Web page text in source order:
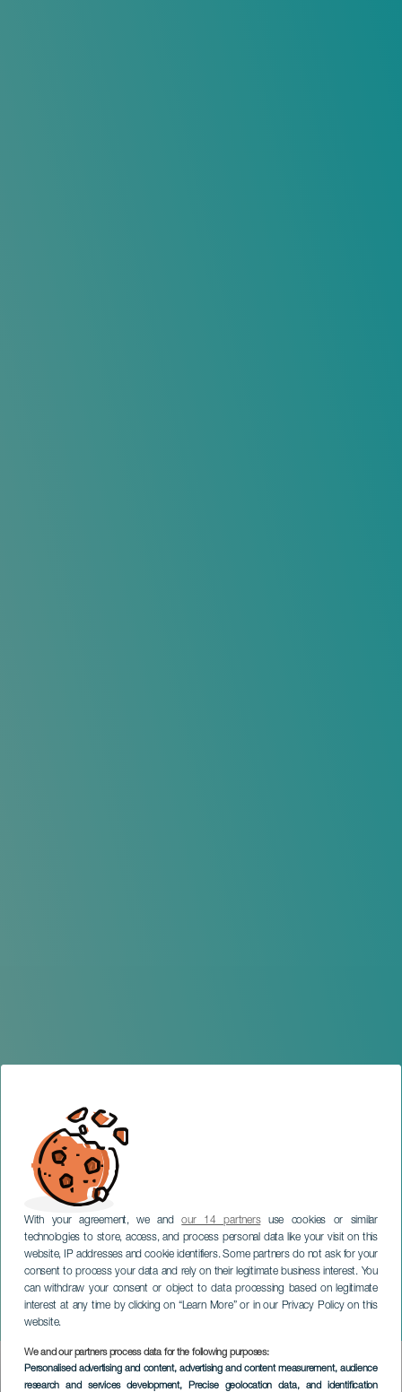
With your agreement, we andour 14 partnersuse cookies or similar
technologies to store, access, and process personal data like your visit on this
website, IP addresses and cookie identifiers. Some partners do not ask for your
consent to process your data and rely on their legitimate business interest. You
can withdraw your consent or object to data processing based on legitimate
interest at any time by clicking on “Learn More” or in our Privacy Policy on this
website.
We and our partners process data for the following purposes:
Personalised advertising and content, advertising and content measurement, audience
research and services development, Precise geolocation data, and identification
Sinfónica de Tenerife
TENERIFE
Imagen
Listado